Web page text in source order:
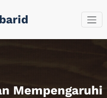
Mempengaruhi